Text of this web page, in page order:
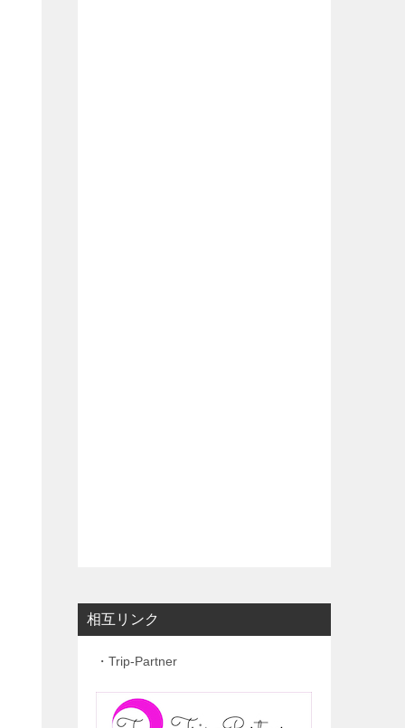
相互リンク
・Trip-Partner